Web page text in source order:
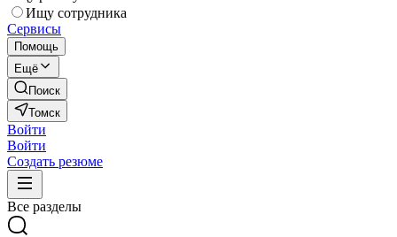
Ищу сотрудника
Сервисы
Помощь
Ещё
Поиск
Томск
Войти
Войти
Создать резюме
Все разделы